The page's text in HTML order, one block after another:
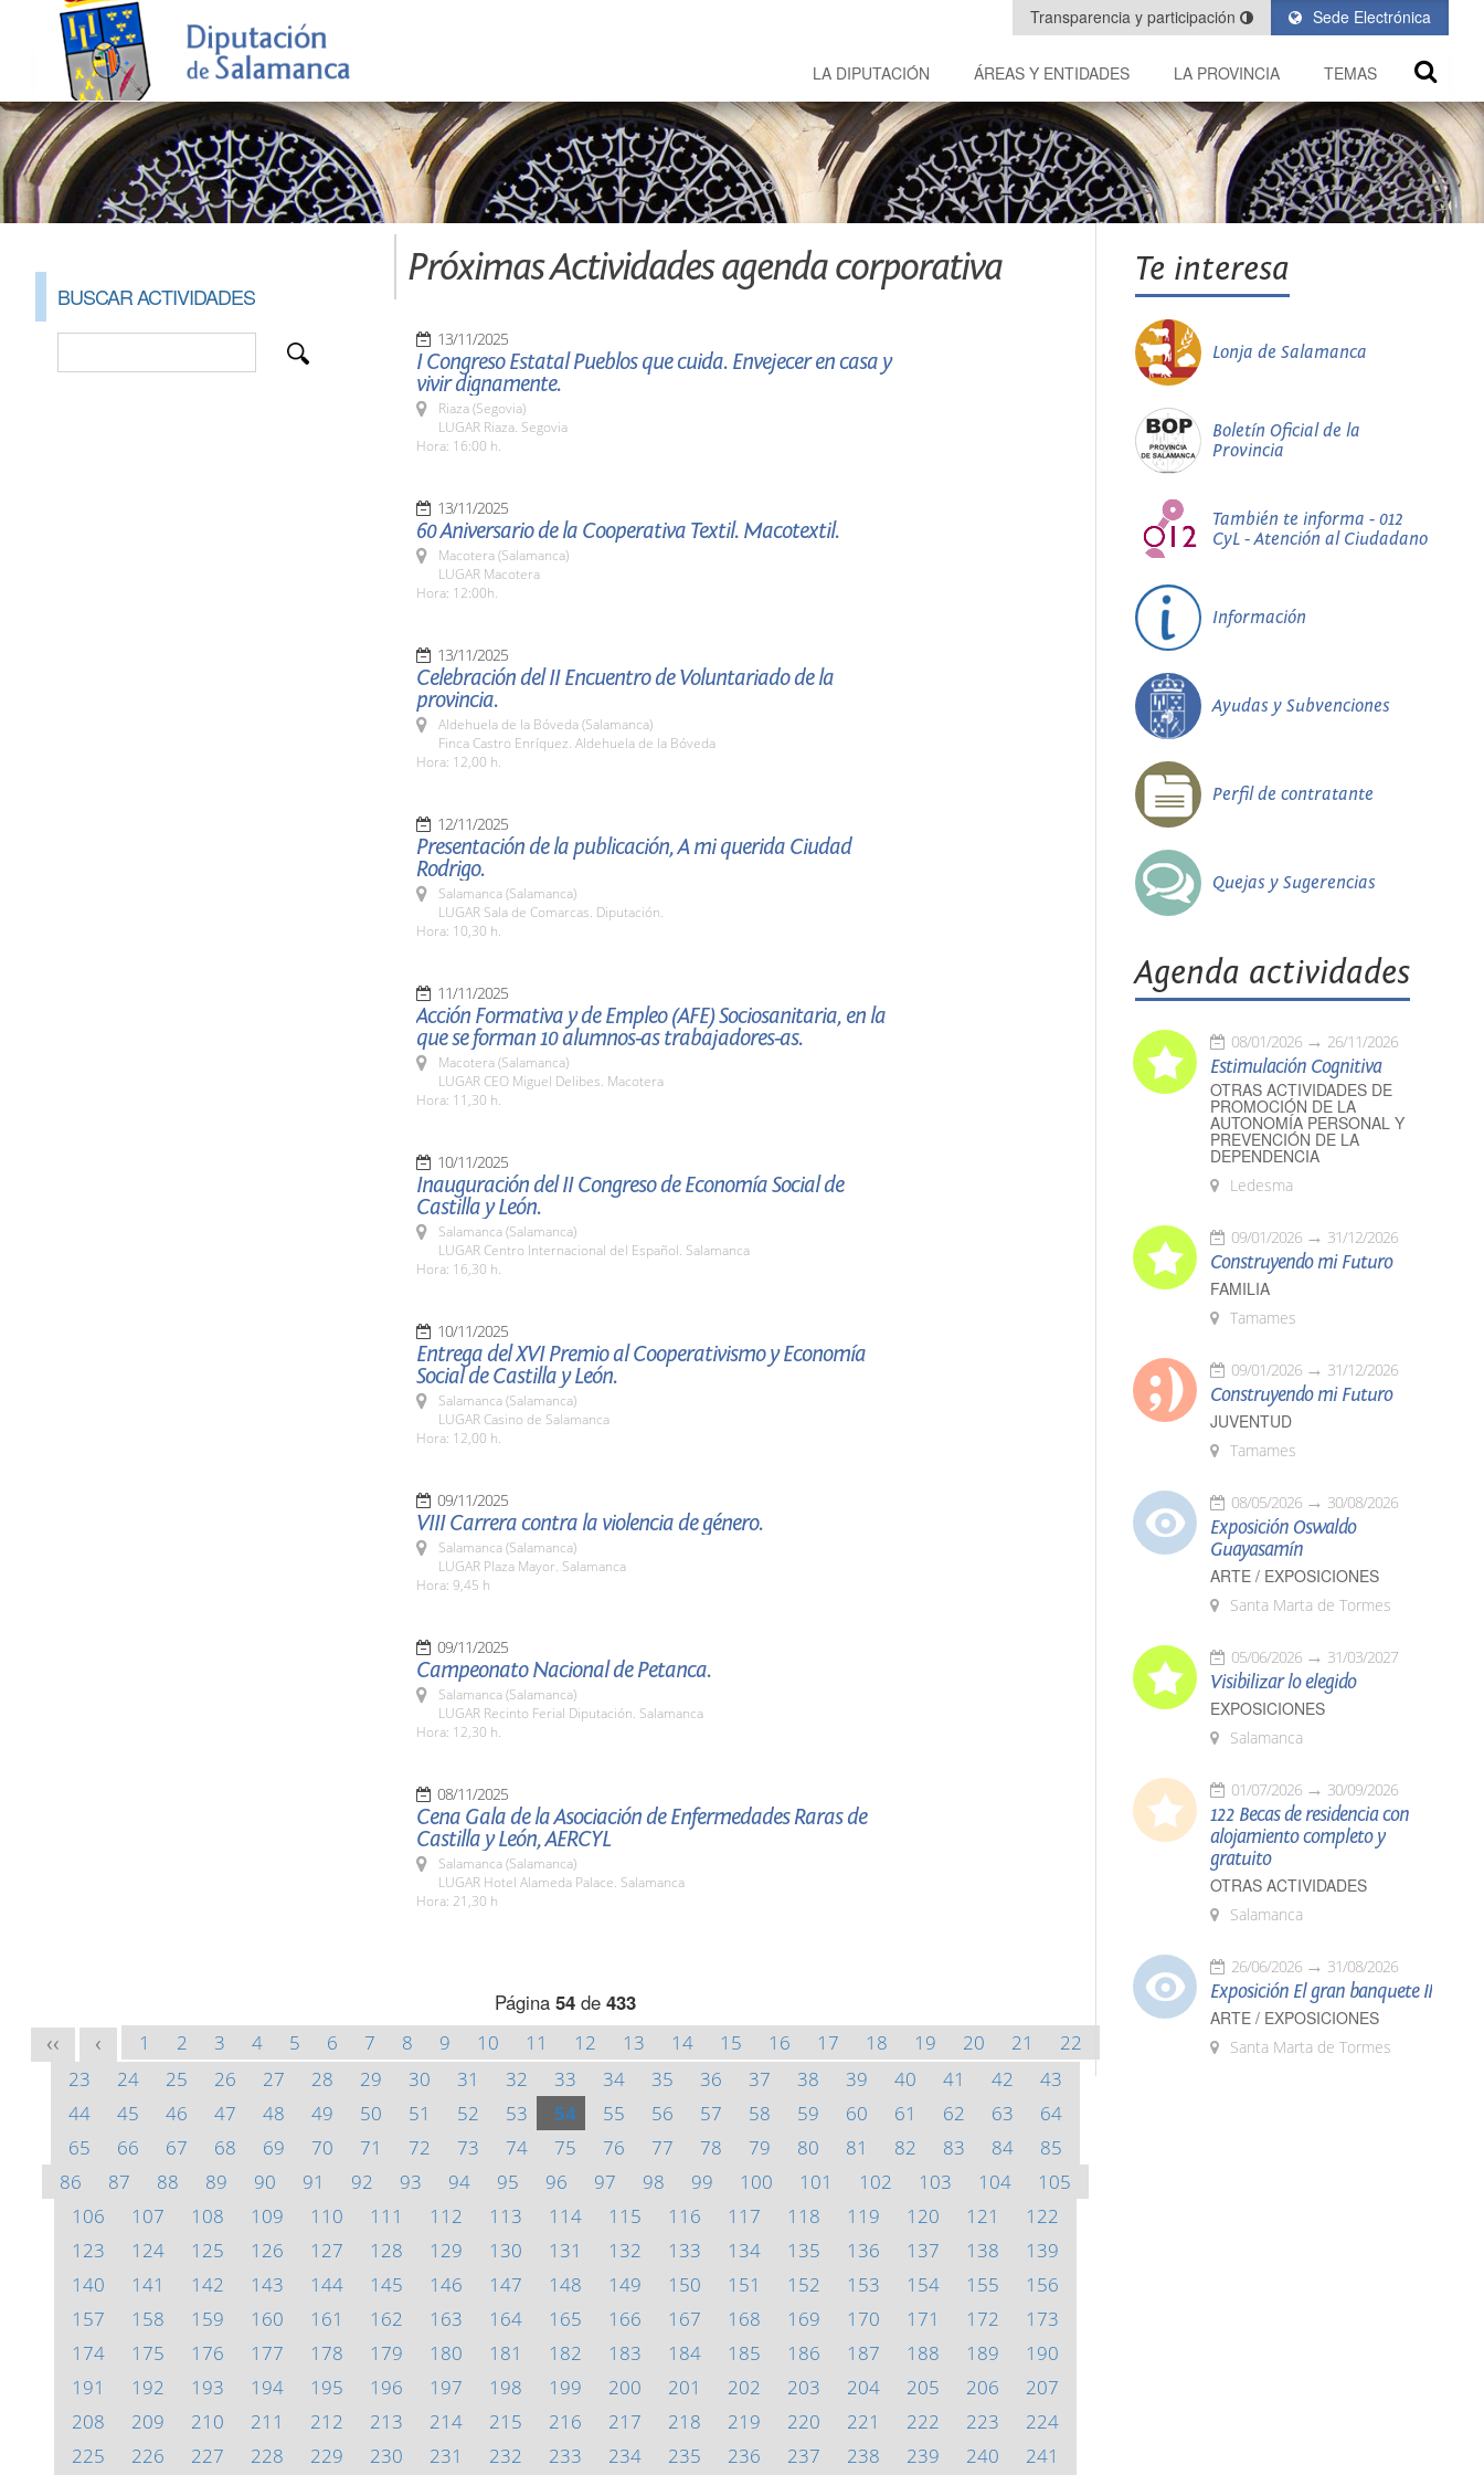
Sede Electrónica
Transparencia y participación
LA DIPUTACIÓN ÁREAS Y ENTIDADES LA PROVINCIA TEMAS
BUSCAR ACTIVIDADES
Próximas Actividades agenda corporativa
13/11/2025
I Congreso Estatal Pueblos que cuida. Envejecer en casa y
vivir dignamente.
Riaza (Segovia)
LUGAR Riaza. Segovia
Hora: 16:00 h.
13/11/2025
60 Aniversario de la Cooperativa Textil. Macotextil.
Macotera (Salamanca)
LUGAR Macotera
Hora: 12:00h.
13/11/2025
Celebración del II Encuentro de Voluntariado de la
provincia.
Aldehuela de la Bóveda (Salamanca)
Finca Castro Enríquez. Aldehuela de la Bóveda
Hora: 12,00 h.
12/11/2025
Presentación de la publicación, A mi querida Ciudad
Rodrigo.
Salamanca (Salamanca)
LUGAR Sala de Comarcas. Diputación.
Hora: 10,30 h.
11/11/2025
Acción Formativa y de Empleo (AFE) Sociosanitaria, en la
que se forman 10 alumnos-as trabajadores-as.
Macotera (Salamanca)
LUGAR CEO Miguel Delibes. Macotera
Hora: 11,30 h.
10/11/2025
Inauguración del II Congreso de Economía Social de
Castilla y León.
Salamanca (Salamanca)
LUGAR Centro Internacional del Español. Salamanca
Hora: 16,30 h.
10/11/2025
Entrega del XVI Premio al Cooperativismo y Economía
Social de Castilla y León.
Salamanca (Salamanca)
LUGAR Casino de Salamanca
Hora: 12,00 h.
09/11/2025
VIII Carrera contra la violencia de género.
Salamanca (Salamanca)
LUGAR Plaza Mayor. Salamanca
Hora: 9,45 h
09/11/2025
Campeonato Nacional de Petanca.
Salamanca (Salamanca)
LUGAR Recinto Ferial Diputación. Salamanca
Hora: 12,30 h.
08/11/2025
Cena Gala de la Asociación de Enfermedades Raras de
Castilla y León, AERCYL
Salamanca (Salamanca)
LUGAR Hotel Alameda Palace. Salamanca
Hora: 21,30 h
Página 54 de 433
<< < 1 2 3 4 5 6 7 8 9 10 11 12 13 14 15 16 17 18 19 20 21
22
23
24 25 26 27 28 29 30 31 32 33 34 35 36 37 38 39 40 41 42
43
44
45 46 47 48 49 50 51 52 53 54 55 56 57 58 59 60 61 62 63
64
65
66 67 68 69 70 71 72 73 74 75 76 77 78 79 80 81 82 83 84
85
86
87 88 89 90 91 92 93 94 95 96 97 98 99 100 101 102 103 104
105
106
107 108 109 110 111 112 113 114 115 116 117 118 119 120 121
122
123
124 125 126 127 128 129 130 131 132 133 134 135 136 137 138
139
140
141 142 143 144 145 146 147 148 149 150 151 152 153 154 155
156
157
158 159 160 161 162 163 164 165 166 167 168 169 170 171 172
173
174
175 176 177 178 179 180 181 182 183 184 185 186 187 188 189
190
191
192 193 194 195 196 197 198 199 200 201 202 203 204 205 206
207
208
209 210 211 212 213 214 215 216 217 218 219 220 221 222 223
224
225
226 227 228 229 230 231 232 233 234 235 236 237 238 239 240 241
Te interesa
Lonja de Salamanca
Boletín Oficial de la
Provincia
También te informa - 012
CyL - Atención al Ciudadano
Información
Ayudas y Subvenciones
Perfil de contratante
Quejas y Sugerencias
Agenda actividades
08/01/2026 26/11/2026
Estimulación Cognitiva
OTRAS ACTIVIDADES DE
PROMOCIÓN DE LA
AUTONOMÍA PERSONAL Y
PREVENCIÓN DE LA
DEPENDENCIA
Ledesma
09/01/2026 31/12/2026
Construyendo mi Futuro
FAMILIA
Tamames
09/01/2026 31/12/2026
Construyendo mi Futuro
JUVENTUD
Tamames
08/05/2026 30/08/2026
Exposición Oswaldo
Guayasamín
ARTE / EXPOSICIONES
Santa Marta de Tormes
05/06/2026 31/03/2027
Visibilizar lo elegido
EXPOSICIONES
Salamanca
01/07/2026 30/09/2026
122 Becas de residencia con
alojamiento completo y
gratuito
OTRAS ACTIVIDADES
Salamanca
26/06/2026 31/08/2026
Exposición El gran banquete II
ARTE / EXPOSICIONES
Santa Marta de Tormes